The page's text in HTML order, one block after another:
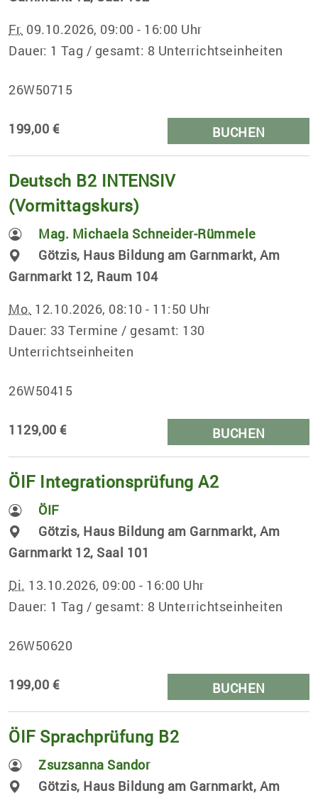
Fr. 09.10.2026, 09:00 - 16:00 Uhr
Dauer: 1 Tag / gesamt: 8 Unterrichtseinheiten
26W50715
199,00 € BUCHEN
Deutsch B2 INTENSIV
(Vormittagskurs)
Mag. Michaela Schneider-Rümmele
Götzis, Haus Bildung am Garnmarkt, Am
Garnmarkt 12, Raum 104
Mo. 12.10.2026, 08:10 - 11:50 Uhr
Dauer: 33 Termine / gesamt: 130
Unterrichtseinheiten
26W50415
1129,00 € BUCHEN
ÖIF Integrationsprüfung A2
ÖIF
Götzis, Haus Bildung am Garnmarkt, Am
Garnmarkt 12, Saal 101
Di. 13.10.2026, 09:00 - 16:00 Uhr
Dauer: 1 Tag / gesamt: 8 Unterrichtseinheiten
26W50620
199,00 € BUCHEN
ÖIF Sprachprüfung B2
Zsuzsanna Sandor
Götzis, Haus Bildung am Garnmarkt, Am